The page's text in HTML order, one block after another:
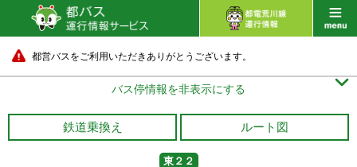
都営バスをご利用いただきありがとうございます。
バス停情報を非表示にする 
鉄道乗換え ルート図
東２２